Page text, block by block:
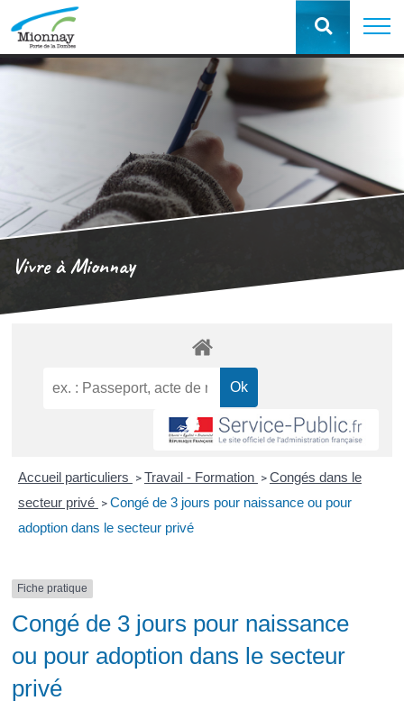
Vivre à Mionnay
Accueil particuliers > Travail - Formation > Congés dans le
secteur privé > Congé de 3 jours pour naissance ou pour
adoption dans le secteur privé
Fiche pratique
Congé de 3 jours pour naissance
ou pour adoption dans le secteur
privé